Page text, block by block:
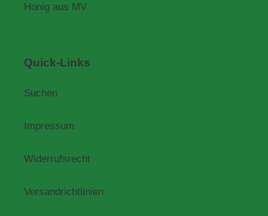
Honig aus MV
Quick-Links
Suchen
Impressum
Widerrufsrecht
Versandrichtlinien